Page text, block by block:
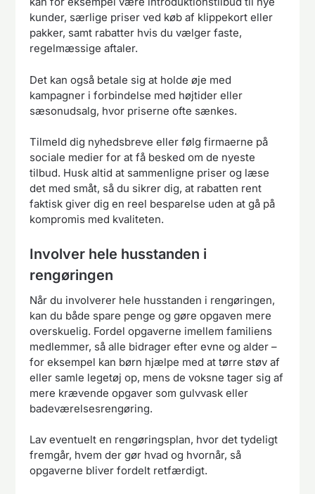
kunder, særlige priser ved køb af klippekort eller
pakker, samt rabatter hvis du vælger faste,
regelmæssige aftaler.
Det kan også betale sig at holde øje med
kampagner i forbindelse med højtider eller
sæsonudsalg, hvor priserne ofte sænkes.
Tilmeld dig nyhedsbreve eller følg firmaerne på
sociale medier for at få besked om de nyeste
tilbud. Husk altid at sammenligne priser og læse
det med småt, så du sikrer dig, at rabatten rent
faktisk giver dig en reel besparelse uden at gå på
kompromis med kvaliteten.
Involver hele husstanden i
rengøringen
Når du involverer hele husstanden i rengøringen,
kan du både spare penge og gøre opgaven mere
overskuelig. Fordel opgaverne imellem familiens
medlemmer, så alle bidrager efter evne og alder –
for eksempel kan børn hjælpe med at tørre støv af
eller samle legetøj op, mens de voksne tager sig af
mere krævende opgaver som gulvvask eller
badeværelsesrengøring.
Lav eventuelt en rengøringsplan, hvor det tydeligt
fremgår, hvem der gør hvad og hvornår, så
opgaverne bliver fordelt retfærdigt.